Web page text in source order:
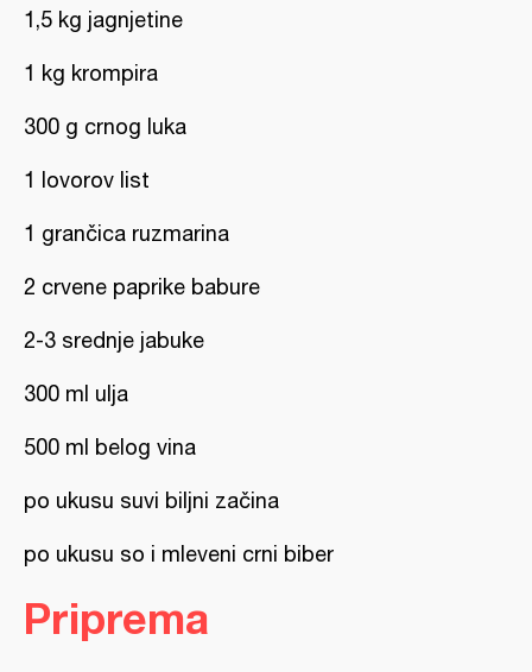
1,5 kg jagnjetine
1 kg krompira
300 g crnog luka
1 lovorov list
1 grančica ruzmarina
2 crvene paprike babure
2-3 srednje jabuke
300 ml ulja
500 ml belog vina
po ukusu suvi biljni začina
po ukusu so i mleveni crni biber
Priprema